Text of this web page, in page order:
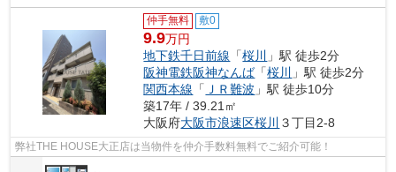
仲手無料 敷0
9.9万円
地下鉄千日前線 「桜川
」駅 徒歩2分
阪神電鉄阪神なんば「桜川
」駅 徒歩2分
関西本線 「 ＪＲ難波 」駅 徒歩10分
築17年 / 39.21㎡
大阪府大阪市浪速区桜川 ３丁目2-8
弊社THE HOUSE大正店は当物件を仲介手数料無料でご紹介可能！